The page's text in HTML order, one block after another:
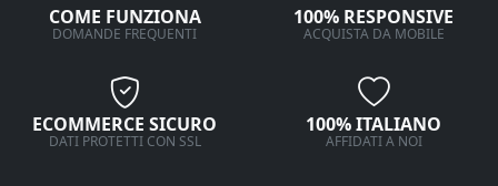
COME FUNZIONA
DOMANDE FREQUENTI
100% RESPONSIVE
ACQUISTA DA MOBILE
ECOMMERCE SICURO
DATI PROTETTI CON SSL
100% ITALIANO
AFFIDATI A NOI